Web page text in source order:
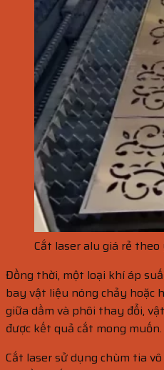
Cắt laser alu giá rẻ theo
Đồng thời, một loại khí áp
bay vật liệu nóng chảy hoặc
giữa dầm và phôi thay đổi,
được kết quả cắt mong muốn.
Cắt laser sử dụng chùm tia